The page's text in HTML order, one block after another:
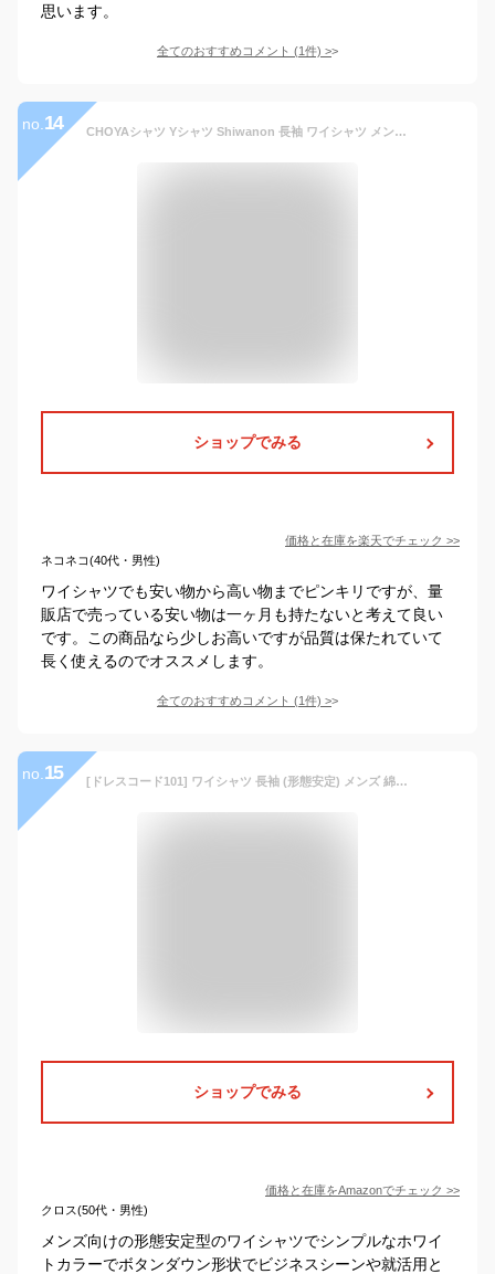
思います。
全てのおすすめコメント (1件) >
no. 14 CHOYAシャツ Yシャツ Shiwanon 長袖 ワイシャツ メンズ 形態安定 白ドビーストライプ ワイドカラーシャツお手入れ簡単 綿：50% ポリエステル：50% ホワイト SHIRT MAKER CHOYA(cmd343-200) 就活 冠婚葬祭
ショップでみる
価格と在庫を楽天でチェック >>
ネコネコ(40代・男性)
ワイシャツでも安い物から高い物までピンキリですが、量
販店で売っている安い物は一ヶ月も持たないと考えて良い
です。この商品なら少しお高いですが品質は保たれていて
長く使えるのでオススメします。
全てのおすすめコメント (1件) >
no. 15 [ドレスコード101] ワイシャツ 長袖 (形態安定) メンズ 綿混素材 定番 面接に最適 フォーマルにも 白シャツ レギュラー ワイド ボタンダウンSHDZ00 ボタンダウン ホワイト 首回り41×裄丈84 (日本サイズL相当)
ショップでみる
価格と在庫をAmazonでチェック >>
クロス(50代・男性)
メンズ向けの形態安定型のワイシャツでシンプルなホワイ
トカラーでボタンダウン形状でビジネスシーンや就活用と